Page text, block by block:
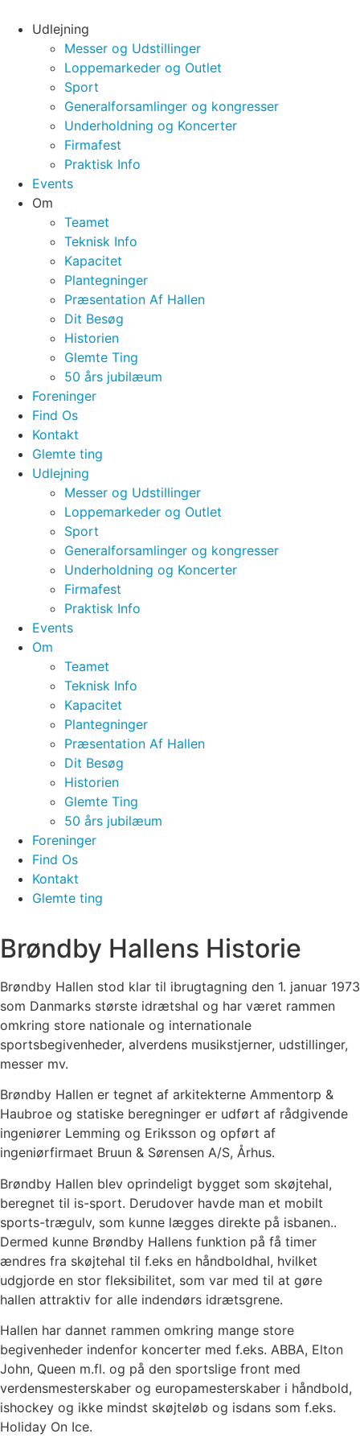
Udlejning
Messer og Udstillinger
Loppemarkeder og Outlet
Sport
Generalforsamlinger og kongresser
Underholdning og Koncerter
Firmafest
Praktisk Info
Events
Om
Teamet
Teknisk Info
Kapacitet
Plantegninger
Præsentation Af Hallen
Dit Besøg
Historien
Glemte Ting
50 års jubilæum
Foreninger
Find Os
Kontakt
Glemte ting
Udlejning
Messer og Udstillinger
Loppemarkeder og Outlet
Sport
Generalforsamlinger og kongresser
Underholdning og Koncerter
Firmafest
Praktisk Info
Events
Om
Teamet
Teknisk Info
Kapacitet
Plantegninger
Præsentation Af Hallen
Dit Besøg
Historien
Glemte Ting
50 års jubilæum
Foreninger
Find Os
Kontakt
Glemte ting
Brøndby Hallens Historie
Brøndby Hallen stod klar til ibrugtagning den 1. januar 1973
som Danmarks største idrætshal og har været rammen
omkring store nationale og internationale
sportsbegivenheder, alverdens musikstjerner, udstillinger,
messer mv.
Brøndby Hallen er tegnet af arkitekterne Ammentorp &
Haubroe og statiske beregninger er udført af rådgivende
ingeniører Lemming og Eriksson og opført af
ingeniørfirmaet Bruun & Sørensen A/S, Århus.
Brøndby Hallen blev oprindeligt bygget som skøjtehal,
beregnet til is-sport. Derudover havde man et mobilt
sports-trægulv, som kunne lægges direkte på isbanen..
Dermed kunne Brøndby Hallens funktion på få timer
ændres fra skøjtehal til f.eks en håndboldhal, hvilket
udgjorde en stor fleksibilitet, som var med til at gøre
hallen attraktiv for alle indendørs idrætsgrene.
Hallen har dannet rammen omkring mange store
begivenheder indenfor koncerter med f.eks. ABBA, Elton
John, Queen m.fl. og på den sportslige front med
verdensmesterskaber og europamesterskaber i håndbold,
ishockey og ikke mindst skøjteløb og isdans som f.eks.
Holiday On Ice.